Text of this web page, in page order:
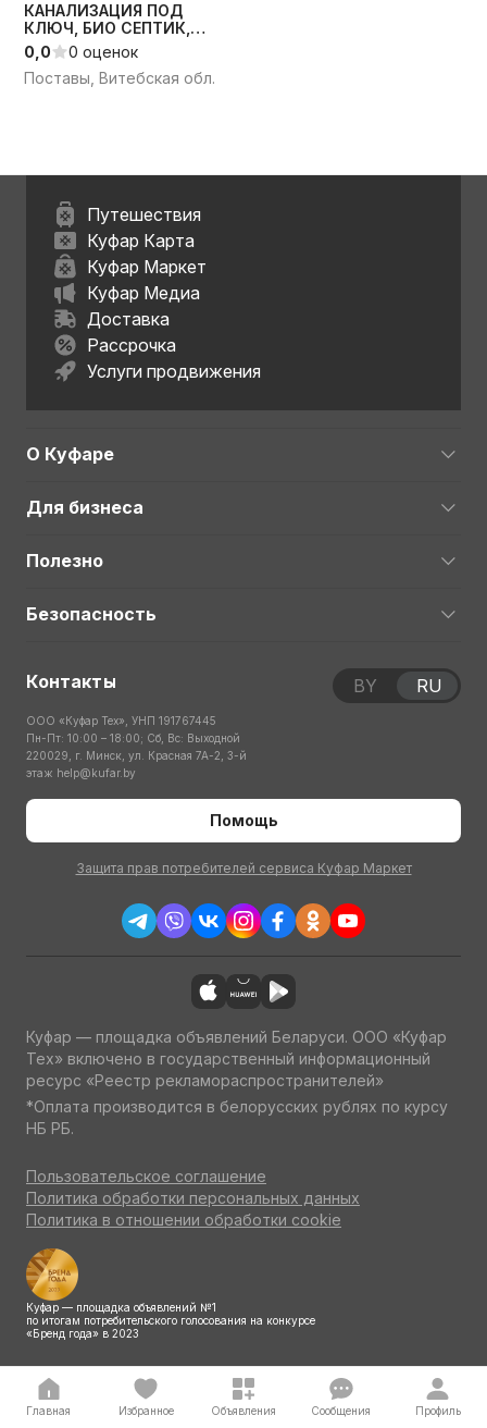
КАНАЛИЗАЦИЯ ПОД
КЛЮЧ, БИО СЕПТИК,
КОЛЬЦА ЖБ
0,0
0 оценок
Поставы, Витебская обл.
Путешествия
Куфар Карта
Куфар Маркет
Куфар Медиа
Доставка
Рассрочка
Услуги продвижения
О Куфаре
Для бизнеса
Полезно
Безопасность
Контакты
ООО «Куфар Тех», УНП 191767445
Пн-Пт: 10:00 – 18:00; Сб, Вс: Выходной
220029, г. Минск, ул. Красная 7А-2, 3-й
этаж help@kufar.by
Помощь
Защита прав потребителей сервиса Куфар Маркет
BY RU
Куфар — площадка объявлений Беларуси. ООО «Куфар
Тех» включено в государственный информационный
ресурс «Реестр рекламораспространителей»
*Оплата производится в белорусских рублях по курсу
НБ РБ.
Пользовательское соглашение
Политика обработки персональных данных
Политика в отношении обработки cookie
Куфар — площадка объявлений №1
по итогам потребительского голосования на конкурсе
«Бренд года» в 2023
Главная Избранное Объявления Сообщения Профиль